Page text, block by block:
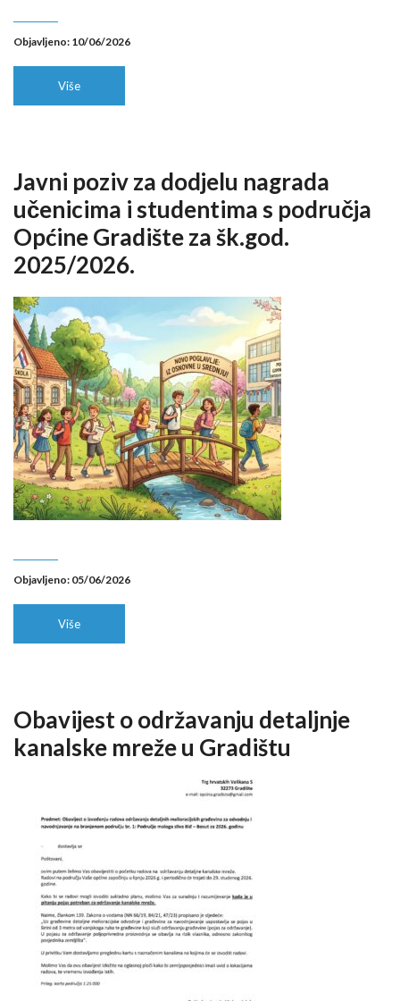
Objavljeno: 10/06/2026
Više
Javni poziv za dodjelu nagrada
učenicima i studentima s područja
Općine Gradište za šk.god.
2025/2026.
Objavljeno: 05/06/2026
Više
Obavijest o održavanju detaljnje
kanalske mreže u Gradištu